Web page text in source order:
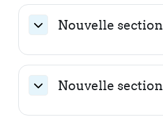
Replier
Nouvelle section
Replier
Nouvelle section